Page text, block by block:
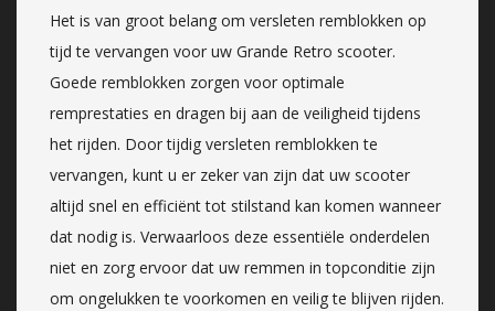
Het is van groot belang om versleten remblokken op
tijd te vervangen voor uw Grande Retro scooter.
Goede remblokken zorgen voor optimale
remprestaties en dragen bij aan de veiligheid tijdens
het rijden. Door tijdig versleten remblokken te
vervangen, kunt u er zeker van zijn dat uw scooter
altijd snel en efficiënt tot stilstand kan komen wanneer
dat nodig is. Verwaarloos deze essentiële onderdelen
niet en zorg ervoor dat uw remmen in topconditie zijn
om ongelukken te voorkomen en veilig te blijven rijden.